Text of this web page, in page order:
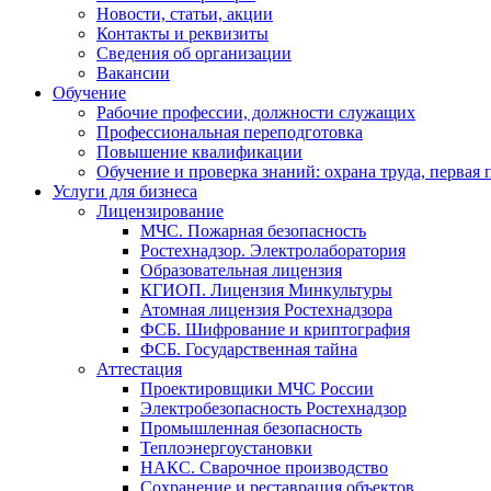
Новости, статьи, акции
Контакты и реквизиты
Сведения об организации
Вакансии
Обучение
Рабочие профессии, должности служащих
Профессиональная переподготовка
Повышение квалификации
Обучение и проверка знаний: охрана труда,
Услуги для бизнеса
Лицензирование
МЧС. Пожарная безопасность
Ростехнадзор. Электролаборатория
Образовательная лицензия
КГИОП. Лицензия Минкультуры
Атомная лицензия Ростехнадзора
ФСБ. Шифрование и криптография
ФСБ. Государственная тайна
Аттестация
Проектировщики МЧС России
Электробезопасность Ростехнадзор
Промышленная безопасность
Теплоэнергоустановки
НАКС. Сварочное производство
Сохранение и реставрация объектов